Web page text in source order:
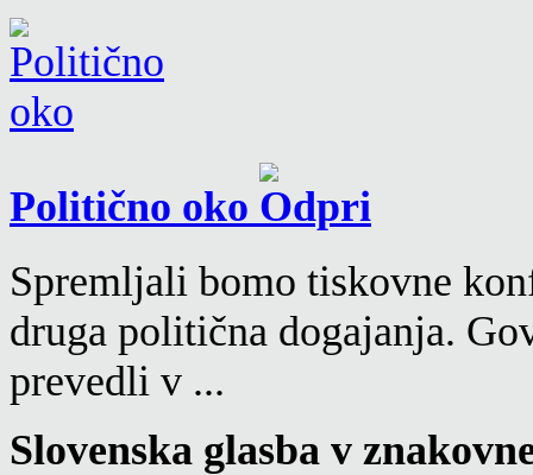
Politično oko
Spremljali bomo tiskovne
druga politična dogajanja.
prevedli v ...
Slovenska glasba v